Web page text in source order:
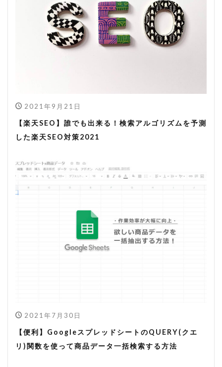
2021年9月21日
【楽天SEO】誰でも出来る！検索アルゴリズムを予測
した楽天SEO対策2021
2021年7月30日
【便利】GoogleスプレッドシートのQUERY(クエ
リ)関数を使って商品データ一括検索する方法